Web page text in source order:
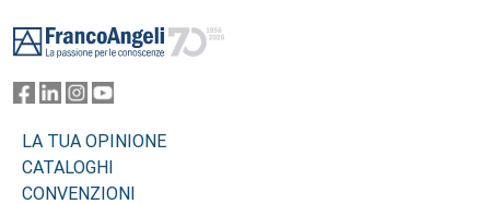
LA TUA OPINIONE
CATALOGHI
CONVENZIONI